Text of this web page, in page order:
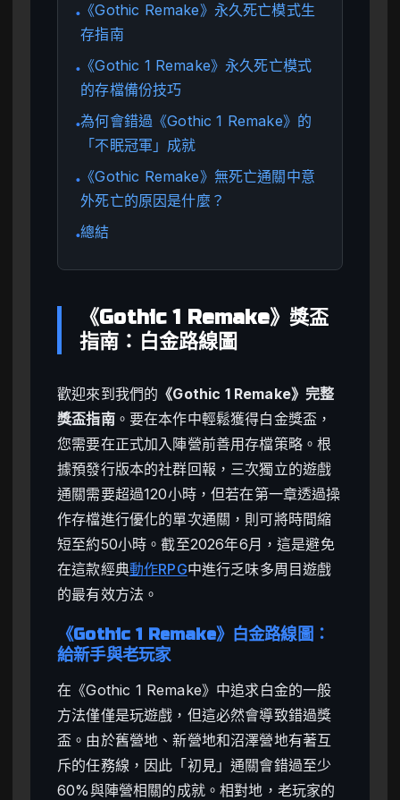
●
《Gothic Remake》永久死亡模式生
存指南
●
《Gothic 1 Remake》永久死亡模式
的存檔備份技巧
●為何會錯過《Gothic 1 Remake》的
「不眠冠軍」成就
●
《Gothic Remake》無死亡通關中意
外死亡的原因是什麼？
●總結
《Gothic 1 Remake》獎盃
指南：白金路線圖
歡迎來到我們的 《Gothic 1 Remake》完整
獎盃指南。要在本作中輕鬆獲得白金獎盃，
您需要在正式加入陣營前善用存檔策略。根
據預發行版本的社群回報，三次獨立的遊戲
通關需要超過120小時，但若在第一章透過操
作存檔進行優化的單次通關，則可將時間縮
短至約50小時。截至2026年6月，這是避免
在這款經典動作RPG中進行乏味多周目遊戲
的最有效方法。
《Gothic 1 Remake》白金路線圖：
給新手與老玩家
在《Gothic 1 Remake》中追求白金的一般
方法僅僅是玩遊戲，但這必然會導致錯過獎
盃。由於舊營地、新營地和沼澤營地有著互
斥的任務線，因此「初見」通關會錯過至少
60%與陣營相關的成就。相對地，老玩家的